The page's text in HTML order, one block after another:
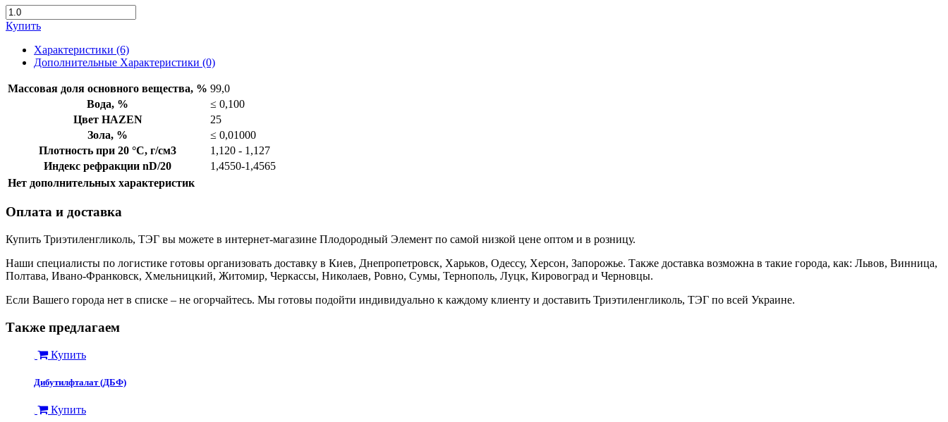
Купить
Характеристики (6)
Дополнительные Характеристики (0)
Массовая доля основного вещества, % 99,0
Вода, %
≤ 0,100
Цвет HAZEN
25
Зола, %
≤ 0,01000
Плотность при 20 °С, г/см3
1,120 - 1,127
Индекс рефракции nD/20
1,4550-1,4565
Нет дополнительных характеристик
Оплата и доставка
Купить Триэтиленгликоль, ТЭГ вы можете в интернет-магазине Плодородный Элемент по самой низкой цене оптом и в розницу.
Наши специалисты по логистике готовы организовать доставку в Киев, Днепропетровск, Харьков, Одессу, Херсон, Запорожье. Также доставка возможна в такие города, как: Львов, Винница,
Полтава, Ивано-Франковск, Хмельницкий, Житомир, Черкассы, Николаев, Ровно, Сумы, Тернополь, Луцк, Кировоград и Черновцы.
Если Вашего города нет в списке – не огорчайтесь. Мы готовы подойти индивидуально к каждому клиенту и доставить Триэтиленгликоль, ТЭГ по всей Украине.
Также предлагаем
Купить
Дибутилфталат (ДБФ)
Купить